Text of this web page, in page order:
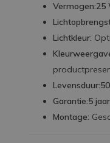
Vermogen:25
Lichtkleur:
Levensduur:
Garantie:5
Montage: